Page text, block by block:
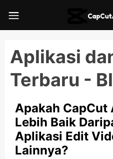
Aplikasi
Terbaru -
Apakah CapCut
Lebih Baik
Aplikasi Edit
Lainnya?